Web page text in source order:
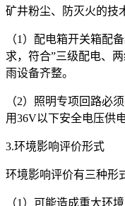
矿井粉尘、防灭火的技
（1）配电箱开关箱配
求，符合”三级配电、
雨设备齐整。
（2）照明专项回路必
用36V以下安全电压供电
3.环境影响评价形式
环境影响评价有三种形
（1）可能造成重大环